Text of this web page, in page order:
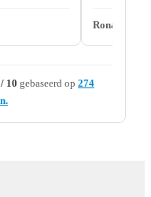
Ronald
10 gebaseerd op 274